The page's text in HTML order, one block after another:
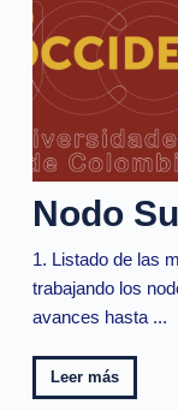
Nodo
1. Listado de las
trabajando los
avances hasta ...
Leer más